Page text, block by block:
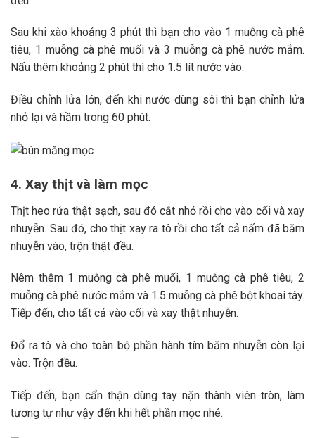
Sau khi xào khoảng 3 phút thì bạn cho vào 1 muỗng cà phê
tiêu, 1 muỗng cà phê muối và 3 muỗng cà phê nước mắm.
Nấu thêm khoảng 2 phút thì cho 1.5 lít nước vào.
Điều chỉnh lửa lớn, đến khi nước dùng sôi thì bạn chỉnh lửa
nhỏ lại và hầm trong 60 phút.
4. Xay thịt và làm mọc
Thịt heo rửa thật sạch, sau đó cắt nhỏ rồi cho vào cối và xay
nhuyễn. Sau đó, cho thịt xay ra tô rồi cho tất cả nấm đã băm
nhuyễn vào, trộn thật đều.
Nêm thêm 1 muỗng cà phê muối, 1 muỗng cà phê tiêu, 2
muỗng cà phê nước mắm và 1.5 muỗng cà phê bột khoai tây.
Tiếp đến, cho tất cả vào cối và xay thật nhuyễn.
Đổ ra tô và cho toàn bộ phần hành tím băm nhuyễn còn lại
vào. Trộn đều.
Tiếp đến, bạn cẩn thận dùng tay nặn thành viên tròn, làm
tương tự như vậy đến khi hết phần mọc nhé.